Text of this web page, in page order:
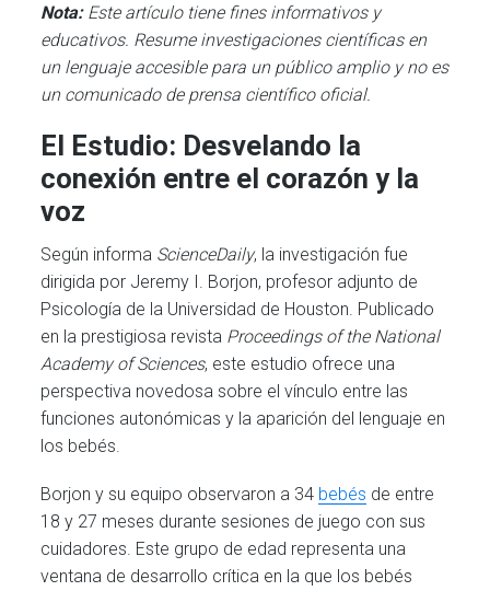
Nota:Este artículo tiene fines informativos y
educativos. Resume investigaciones científicas en
un lenguaje accesible para un público amplio y no es
un comunicado de prensa científico oficial.
El Estudio: Desvelando la
conexión entre el corazón y la
voz
Según informa ScienceDaily, la investigación fue
dirigida por Jeremy I. Borjon, profesor adjunto de
Psicología de la Universidad de Houston. Publicado
en la prestigiosa revista Proceedings of the National
Academy of Sciences, este estudio ofrece una
perspectiva novedosa sobre el vínculo entre las
funciones autonómicas y la aparición del lenguaje en
los bebés.
Borjon y su equipo observaron a 34 bebés de entre
18 y 27 meses durante sesiones de juego con sus
cuidadores. Este grupo de edad representa una
ventana de desarrollo crítica en la que los bebés